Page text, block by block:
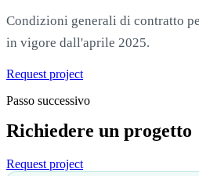
Condizioni generali di contratto
in vigore dall'aprile 2025.
Request project
Passo successivo
Richiedere un progetto
Request project